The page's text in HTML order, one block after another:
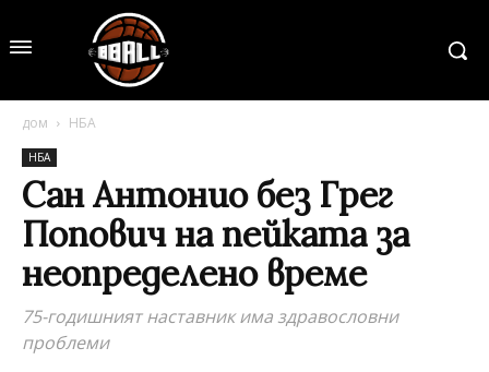
дом НБА
НБА
Сан Антонио без Грег
Попович на пейката за
неопределено време
75-годишният наставник има здравословни
проблеми